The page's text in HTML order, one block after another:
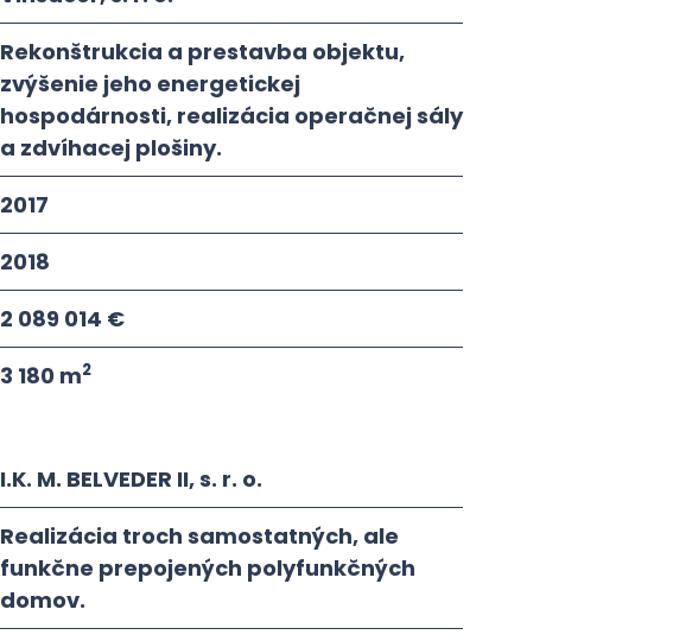
Rekonštrukcia a prestavba objektu,
zvýšenie jeho energetickej
hospodárnosti, realizácia operačnej sály
a zdvíhacej plošiny.
2017
2018
2 089 014 €
3 180 m2
I.K. M. BELVEDER II, s. r. o.
Realizácia troch samostatných, ale
funkčne prepojených polyfunkčných
domov.